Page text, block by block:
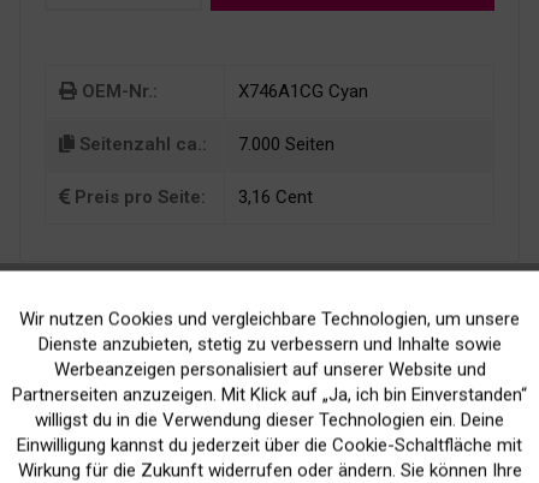
OEM-Nr.: X746A1CG Cyan
Seitenzahl ca.: 7.000 Seiten
Preis pro Seite: 3,16 Cent
Kein Verlust der
Druckergarantie
Versand innerhalb von
24H*
Funktionale Aktiv
Marketing Inaktiv
Tracking Inaktiv
Wir nutzen Cookies und vergleichbare Technologien, um unsere
Dienste anzubieten, stetig zu verbessern und Inhalte sowie
Werbeanzeigen personalisiert auf unserer Website und
Partnerseiten anzuzeigen. Mit Klick auf „Ja, ich bin Einverstanden“
willigst du in die Verwendung dieser Technologien ein. Deine
Einwilligung kannst du jederzeit über die Cookie-Schaltfläche mit
Wirkung für die Zukunft widerrufen oder ändern. Sie können Ihre